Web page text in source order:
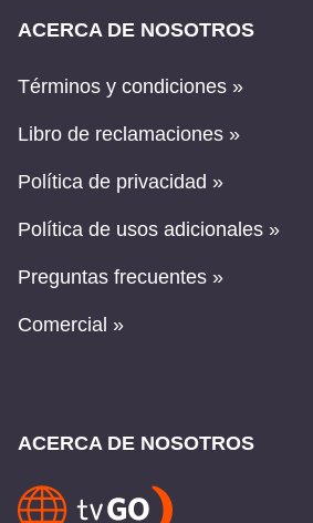
ACERCA DE NOSOTROS
Términos y condiciones »
Libro de reclamaciones »
Política de privacidad »
Política de usos adicionales »
Preguntas frecuentes »
Comercial »
ACERCA DE NOSOTROS